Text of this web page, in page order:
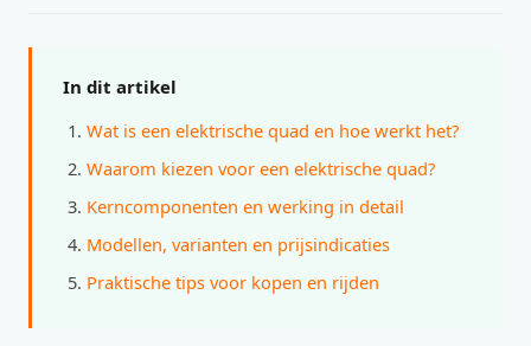
In dit artikel
Wat is een elektrische quad en hoe werkt het?
Waarom kiezen voor een elektrische quad?
Kerncomponenten en werking in detail
Modellen, varianten en prijsindicaties
Praktische tips voor kopen en rijden